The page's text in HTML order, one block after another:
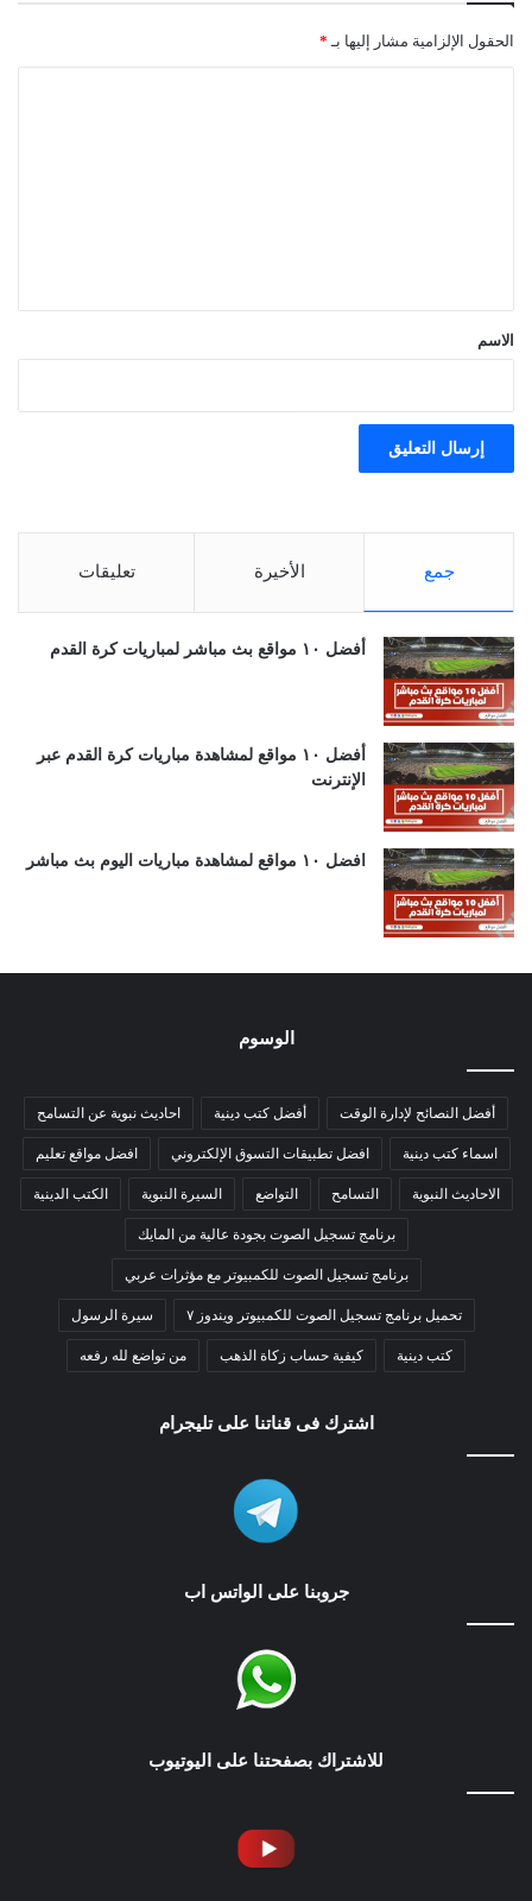
الحقول الإلزامية مشار إليها بـ *
*الاسم
جمع الأخيرة تعليقات
أفضل ١٠ مواقع بث مباشر لمباريات كرة القدم
أفضل ١٠ مواقع لمشاهدة مباريات كرة القدم عبر
الإنترنت
افضل ١٠ مواقع لمشاهدة مباريات اليوم بث مباشر
الوسوم
أفضل النصائح لإدارة الوقت أفضل كتب دينية احاديث نبوية عن التسامح
اسماء كتب دينية افضل تطبيقات التسوق الإلكتروني افضل مواقع تعليم
الاحاديث النبوية التسامح التواضع السيرة النبوية الكتب الدينية
برنامج تسجيل الصوت بجودة عالية من المايك
برنامج تسجيل الصوت للكمبيوتر مع مؤثرات عربي
تحميل برنامج تسجيل الصوت للكمبيوتر ويندوز ٧ سيرة الرسول
كتب دينية كيفية حساب زكاة الذهب من تواضع لله رفعه
اشترك فى قناتنا على تليجرام
جروبنا على الواتس اب
للاشتراك بصفحتنا على اليوتيوب